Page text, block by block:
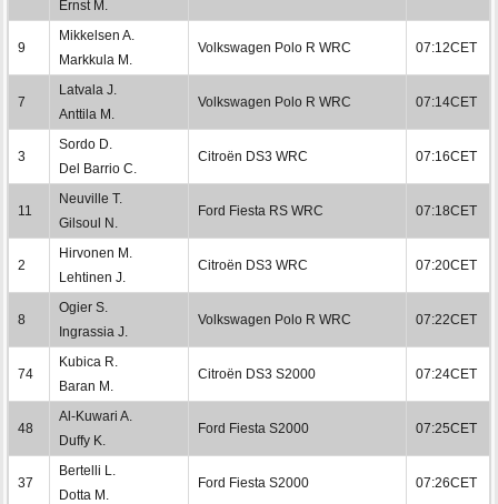
Ernst M.
9
Mikkelsen A.
Markkula M.
Volkswagen Polo R WRC 07:12CET
7
Latvala J.
Anttila M.
Volkswagen Polo R WRC 07:14CET
3
Sordo D.
Del Barrio C.
Citroën DS3 WRC 07:16CET
11
Neuville T.
Gilsoul N.
Ford Fiesta RS WRC 07:18CET
2
Hirvonen M.
Lehtinen J.
Citroën DS3 WRC 07:20CET
8
Ogier S.
Ingrassia J.
Volkswagen Polo R WRC 07:22CET
74
Kubica R.
Baran M.
Citroën DS3 S2000 07:24CET
48
Al-Kuwari A.
Duffy K.
Ford Fiesta S2000 07:25CET
37
Bertelli L.
Dotta M.
Ford Fiesta S2000 07:26CET